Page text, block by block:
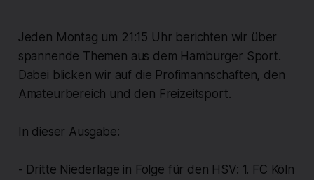
Jeden Montag um 21:15 Uhr berichten wir über
spannende Themen aus dem Hamburger Sport.
Dabei blicken wir auf die Profimannschaften, den
Amateurbereich und den Freizeitsport.
In dieser Ausgabe:
- Dritte Niederlage in Folge für den HSV: 1. FC Köln